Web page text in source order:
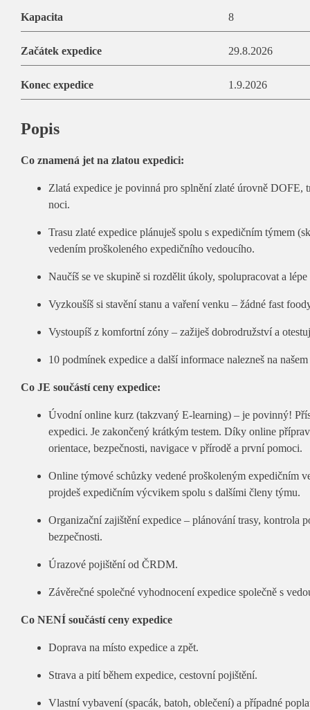
Kapacita 8
Začátek expedice 29.8.2026
Konec expedice 1.9.2026
Popis
Co znamená jet na zlatou expedici:
Zlatá expedice je povinná pro splnění zlaté úrovně DOFE,
noci.
Trasu zlaté expedice plánuješ spolu s expedičním týmem
vedením proškoleného expedičního vedoucího.
Naučíš se ve skupině si rozdělit úkoly, spolupracovat a
Vyzkoušíš si stavění stanu a vaření venku – žádné fast
Vystoupíš z komfortní zóny – zažiješ dobrodružství a
10 podmínek expedice a další informace nalezneš na našem
Co JE součástí ceny expedice:
Úvodní online kurz (takzvaný E-learning) – je povinný!
expedici. Je zakončený krátkým testem. Díky online
orientace, bezpečnosti, navigace v přírodě a první pomoci.
Online týmové schůzky vedené proškoleným expedičním
projdeš expedičním výcvikem spolu s dalšími členy týmu.
Organizační zajištění expedice – plánování trasy, kontrola
bezpečnosti.
Úrazové pojištění od ČRDM.
Závěrečné společné vyhodnocení expedice společně s
Co NENÍ součástí ceny expedice
Doprava na místo expedice a zpět.
Strava a pití během expedice, cestovní pojištění.
Vlastní vybavení (spacák, batoh, oblečení) a případné